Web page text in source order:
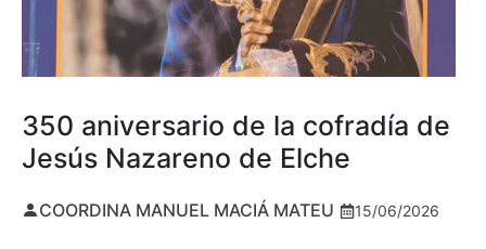
350 aniversario de la cofradía de
Jesús Nazareno de Elche
COORDINA MANUEL MACIÁ MATEU 15/06/2026